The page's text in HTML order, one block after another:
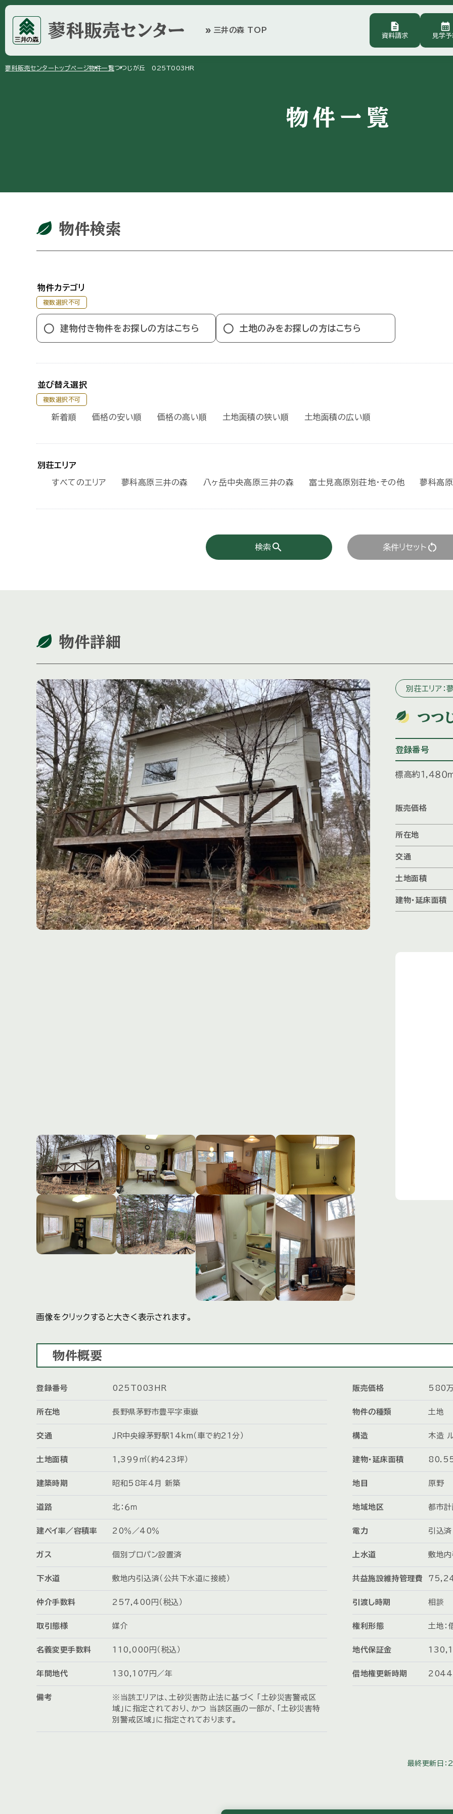
蓼科販売センター double_arrow 三井の森 TOP description
資料請求
calendar_month
見学予
蓼科販売センター トップページ arrow_right
物件一覧 arrow_right
つつじが丘 025T003HR
物件一覧
物件検索
物件カテゴリ
複数選択不可
建物付き物件をお探しの方はこちら 土地のみをお探しの方はこちら
並び替え選択
複数選択不可
新着順 価格の安い順 価格の高い順 土地面積の狭い順 土地面積の広い順
別荘エリア
すべてのエリア 蓼科高原三井の森 八ヶ岳中央高原三井の森 富士見高原別荘地・その他 蓼科高
検索 search 条件リセット restart_alt
物件詳細
画像をクリックすると大きく表示されます。
別荘エリア：
つつ
登録番号
標高約１,４８
販売価格
所在地
交通
土地面積
建物・延床面積
物件概要
登録番号 025T003HR 販売価格 580
所在地 長野県茅野市豊平字東嶽 物件の種類 土地
交通 ＪＲ中央線茅野駅14km（車で約21分） 構造 木造
土地面積 1,399㎡（約423坪） 建物・延床面積 80.55
建築時期 昭和58年4月 新築 地目 原野
道路 北：６ｍ 地域地区 都市
建ペイ率／容積率 20％／40％ 電力 引込済
ガス 個別プロパン設置済 上水道 敷地内
下水道 敷地内引込済（公共下水道に接続） 共益施設維持管理費
仲介手数料 257,400円（税込） 引渡し時期 相談
取引態様 媒介 権利形態 土地：
名義変更手数料 110,000円（税込） 地代保証金
年間地代 130,107円／年 借地権更新時期 2044
備考
※当該エリアは、土砂災害防止法に基づく 「土砂災害警戒区
域」に指定されており、かつ 当該区画の一部が、「土砂災害特
別警戒区域」に指定されております。
最終更新日